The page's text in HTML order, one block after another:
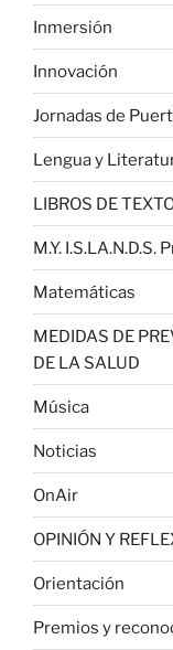
Inmersión
Innovación
Jornadas de
Lengua y
LIBROS DE
M.Y. I.S.LA.N.D.S.
Matemáticas
MEDIDAS DE
DE LA SALUD
Música
Noticias
OnAir
OPINIÓN Y
Orientación
Premios y